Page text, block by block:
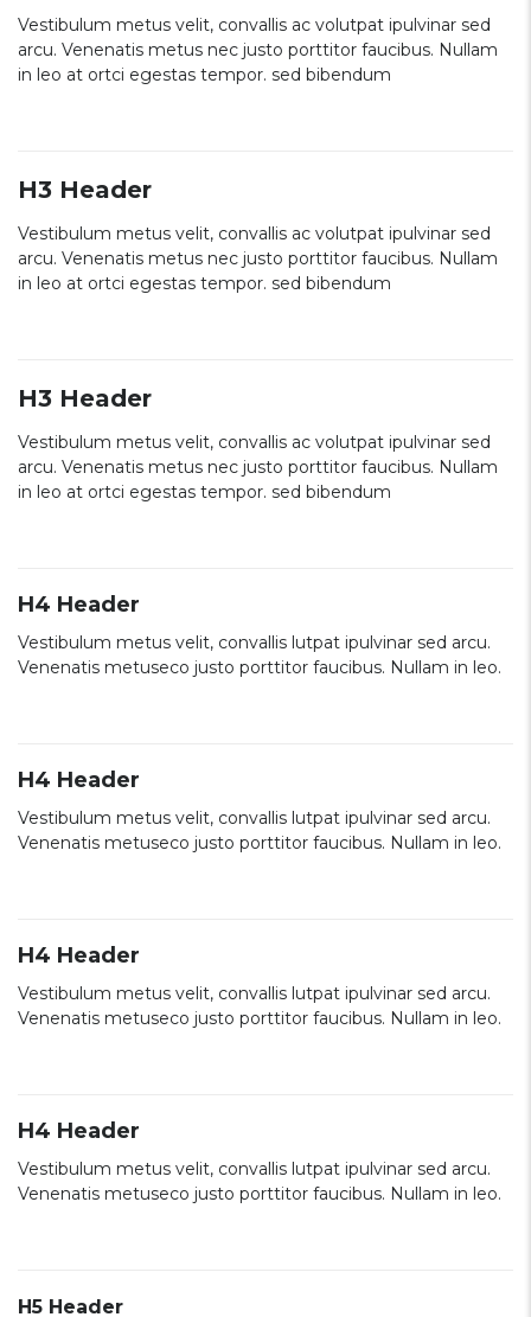
Vestibulum metus velit, convallis ac volutpat ipulvinar sed
arcu. Venenatis metus nec justo porttitor faucibus. Nullam
in leo at ortci egestas tempor. sed bibendum
H3 Header
Vestibulum metus velit, convallis ac volutpat ipulvinar sed
arcu. Venenatis metus nec justo porttitor faucibus. Nullam
in leo at ortci egestas tempor. sed bibendum
H3 Header
Vestibulum metus velit, convallis ac volutpat ipulvinar sed
arcu. Venenatis metus nec justo porttitor faucibus. Nullam
in leo at ortci egestas tempor. sed bibendum
H4 Header
Vestibulum metus velit, convallis lutpat ipulvinar sed arcu.
Venenatis metuseco justo porttitor faucibus. Nullam in leo.
H4 Header
Vestibulum metus velit, convallis lutpat ipulvinar sed arcu.
Venenatis metuseco justo porttitor faucibus. Nullam in leo.
H4 Header
Vestibulum metus velit, convallis lutpat ipulvinar sed arcu.
Venenatis metuseco justo porttitor faucibus. Nullam in leo.
H4 Header
Vestibulum metus velit, convallis lutpat ipulvinar sed arcu.
Venenatis metuseco justo porttitor faucibus. Nullam in leo.
H5 Header